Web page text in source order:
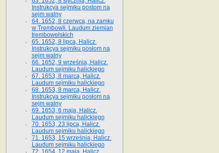
Instrukcya sejmiku postom na
sejm walny
64. 1652, 8 czerwca, na zamku
w Trembowli. Laudum ziemian
trembowelskich
65. 1652, 8 lipca, Halicz.
Instrukcya sejmiku posłom na
sejm walny
66. 1652, 9 września, Halicz.
Laudum sejmiku halickiego
67. 1653, 8 marca, Halicz.
Laudum sejmiku halickiego
68. 1653, 8 marca, Halicz.
Instrukcya sejmiku posłom na
sejm walny
69. 1653, 6 maja, Halicz.
Laudum sejmiku halickiego
70. 1653, 23 lipca, Halicz.
Laudum sejmiku halickiego
71. 1653, 15 września, Halicz.
Laudum sejmiku halickiego
72. 1654, 12 maja, Halicz.